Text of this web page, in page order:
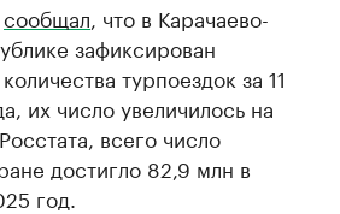
сообщал , что в Карачаево-
зафиксирован
турпоездок за 11
их число увеличилось на
всего число
достигло 82,9 млн в
год.